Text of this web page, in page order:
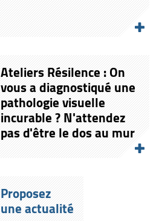
Ateliers Résilence : On
vous a diagnostiqué une
pathologie visuelle
incurable ? N'attendez
pas d'être le dos au mur
Proposez
une actualité